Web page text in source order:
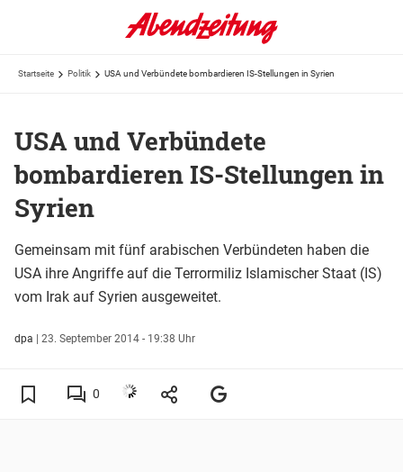
Startseite Politik USA und Verbündete bombardieren IS-Stellungen in Syrien
USA und Verbündete
bombardieren IS-Stellungen in
Syrien
Gemeinsam mit fünf arabischen Verbündeten haben die
USA ihre Angriffe auf die Terrormiliz Islamischer Staat (IS)
vom Irak auf Syrien ausgeweitet.
dpa | 23. September 2014 - 19:38 Uhr
0